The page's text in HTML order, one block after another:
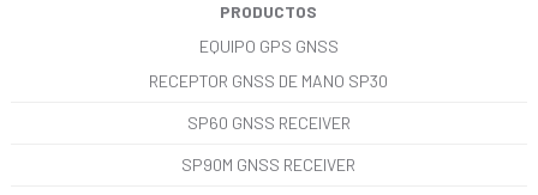
PRODUCTOS
EQUIPO GPS GNSS
RECEPTOR GNSS DE MANO SP30
SP60 GNSS RECEIVER
SP90M GNSS RECEIVER